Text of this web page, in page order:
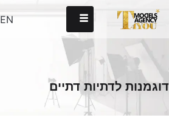
EN
דוגמנות לדתיות דתיים